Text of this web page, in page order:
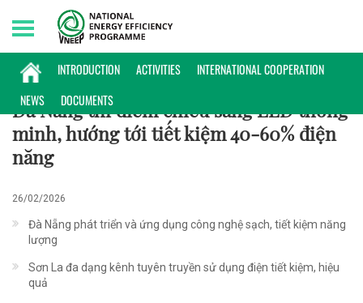
INTRODUCTION ACTIVITIES
INTERNATIONAL COOPERATION
NEWS
DOCUMENTS
Saturday, 08/08/2026 | 15:42 GMT+7
PHỔ BIẾN KIẾN THỨC
Đà Nẵng thí điểm chiếu sáng LED thông
minh, hướng tới tiết kiệm 40-60% điện
năng
26/02/2026
Đà Nẵng phát triển và ứng dụng công nghệ sạch, tiết kiệm năng
lượng
Sơn La đa dạng kênh tuyên truyền sử dụng điện tiết kiệm, hiệu
quả